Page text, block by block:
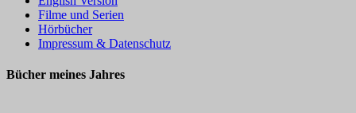
Filme und Serien
Hörbücher
Impressum & Datenschutz
Bücher meines Jahres